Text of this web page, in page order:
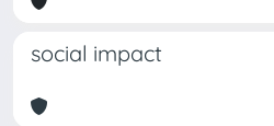
social impact